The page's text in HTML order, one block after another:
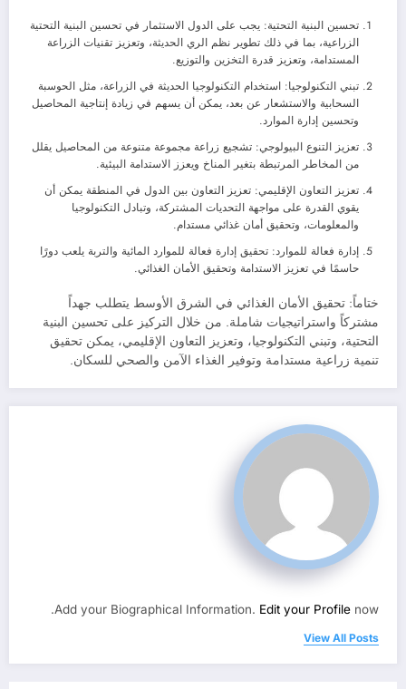
تحسين البنية التحتية: يجب على الدول الاستثمار في تحسين البنية التحتية
الزراعية، بما في ذلك تطوير نظم الري الحديثة، وتعزيز تقنيات الزراعة
المستدامة، وتعزيز قدرة التخزين والتوزيع.
تبني التكنولوجيا: استخدام التكنولوجيا الحديثة في الزراعة، مثل الحوسبة
السحابية والاستشعار عن بعد، يمكن أن يسهم في زيادة إنتاجية المحاصيل
وتحسين إدارة الموارد.
تعزيز التنوع البيولوجي: تشجيع زراعة مجموعة متنوعة من المحاصيل يقلل
من المخاطر المرتبطة بتغير المناخ ويعزز الاستدامة البيئية.
تعزيز التعاون الإقليمي: تعزيز التعاون بين الدول في المنطقة يمكن أن
يقوي القدرة على مواجهة التحديات المشتركة، وتبادل التكنولوجيا
والمعلومات، وتحقيق أمان غذائي مستدام.
إدارة فعالة للموارد: تحقيق إدارة فعالة للموارد المائية والتربة يلعب دورًا
حاسمًا في تعزيز الاستدامة وتحقيق الأمان الغذائي.
ختاماً: تحقيق الأمان الغذائي في الشرق الأوسط يتطلب جهداً
مشتركاً واستراتيجيات شاملة. من خلال التركيز على تحسين البنية
التحتية، وتبني التكنولوجيا، وتعزيز التعاون الإقليمي، يمكن تحقيق
تنمية زراعية مستدامة وتوفير الغذاء الآمن والصحي للسكان.
Add your Biographical Information. Edit your Profile now.
View All Posts